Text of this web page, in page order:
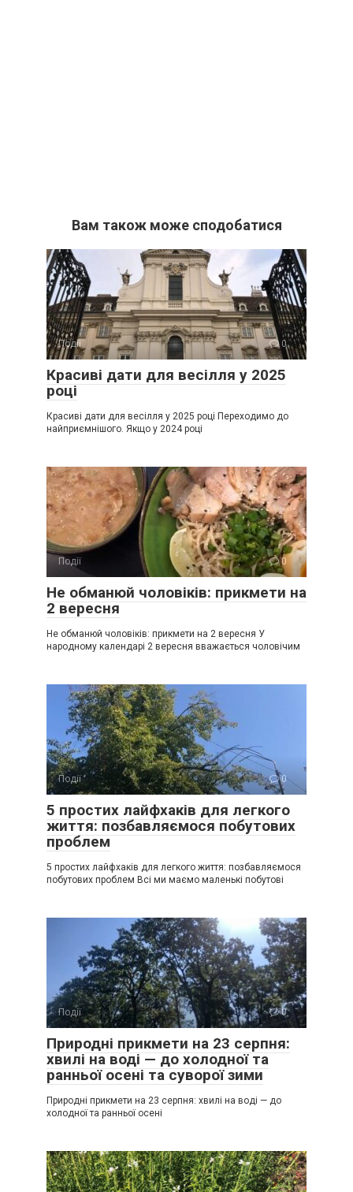
Вам також може сподобатися
Події 0
Красиві дати для весілля у 2025
році
Красиві дати для весілля у 2025 році Переходимо до
найприємнішого. Якщо у 2024 році
Події 0
Не обманюй чоловіків: прикмети на
2 вересня
Не обманюй чоловіків: прикмети на 2 вересня У
народному календарі 2 вересня вважається чоловічим
Події 0
5 простих лайфхаків для легкого
життя: позбавляємося побутових
проблем
5 простих лайфхаків для легкого життя: позбавляємося
побутових проблем Всі ми маємо маленькі побутові
Події 0
Природні прикмети на 23 серпня:
хвилі на воді — до холодної та
ранньої осені та суворої зими
Природні прикмети на 23 серпня: хвилі на воді — до
холодної та ранньої осені